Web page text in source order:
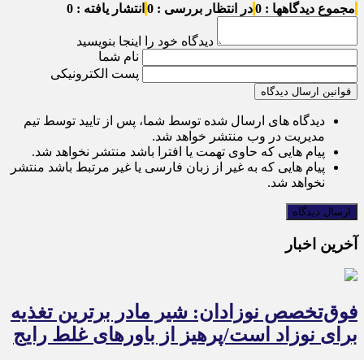
مجموع دیدگاهها : 0 در انتظار بررسی : 0 انتشار یافته : 0
دیدگاه خود را اینجا بنویسید
نام شما
پست الکترونیکی
قوانین ارسال دیدگاه
دیدگاه های ارسال شده توسط شما، پس از تایید توسط تیم
مدیریت در وب منتشر خواهد شد.
پیام هایی که حاوی تهمت یا افترا باشد منتشر نخواهد شد.
پیام هایی که به غیر از زبان فارسی یا غیر مرتبط باشد منتشر
نخواهد شد.
آخرین اخبار
فوق‌تخصص نوزادان: شیر مادر برترین تغذیه
برای نوزاد است/پرهیز از باورهای غلط رایج